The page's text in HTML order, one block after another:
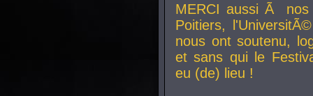
MERCI aussi Ã nos
Poitiers,
nous ont soutenu,
et sans qui le
eu (de) lieu !